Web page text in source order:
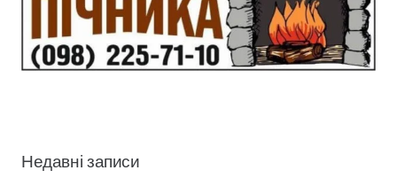
Недавні записи